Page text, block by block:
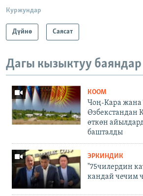
Куржундар
Дүйнө Саясат
Дагы кызыктуу баяндар
КООМ
Чоң-Кара жана
Өзбекстандан
өткөн
башталды
ЭРКИНДИК
"75чилердин
кандай чечим